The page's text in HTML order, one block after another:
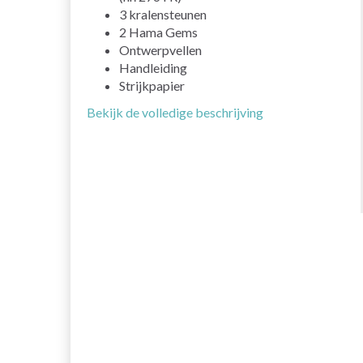
3 kralensteunen
2 Hama Gems
Ontwerpvellen
Handleiding
Strijkpapier
Bekijk de volledige beschrijving